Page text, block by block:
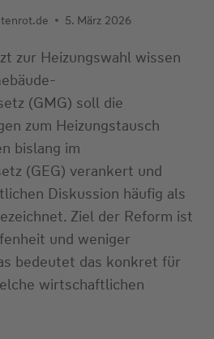
5. März 2026
zur Heizungswahl wissen
(GMG) soll die
zum Heizungstausch
bislang im
(GEG) verankert und
Diskussion häufig als
Ziel der Reform ist
und weniger
bedeutet das konkret für
wirtschaftlichen